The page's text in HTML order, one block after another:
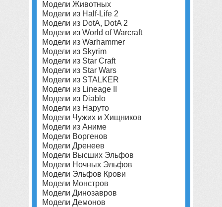
Модели Животных
Модели из Half-Life 2
Модели из DotA, DotA 2
Модели из World of Warcraft
Модели из Warhammer
Модели из Skyrim
Модели из Star Craft
Модели из Star Wars
Модели из STALKER
Модели из Lineage II
Модели из Diablo
Модели из Наруто
Модели Чужих и Хищников
Модели из Аниме
Модели Воргенов
Модели Дренеев
Модели Высших Эльфов
Модели Ночных Эльфов
Модели Эльфов Крови
Модели Монстров
Модели Динозавров
Модели Демонов